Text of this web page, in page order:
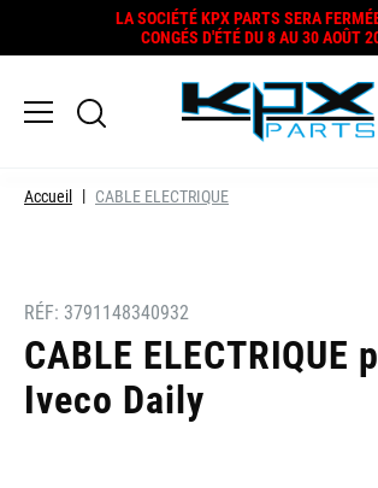
LA SOCIÉTÉ KPX PARTS SERA
CONGÉS D'ÉTÉ DU 8 AU 30 AOÛT
Accueil CABLE ELECTRIQUE
RÉF: 3791148340932
CABLE ELECTRIQUE
Iveco Daily